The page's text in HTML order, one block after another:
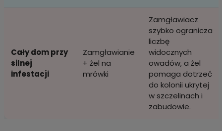
Cały dom przy
silnej
infestacji
Zamgławianie
+ żel na
mrówki
Zamgławiacz
szybko ogranicza
liczbę
widocznych
owadów, a żel
pomaga dotrzeć
do kolonii ukrytej
w szczelinach i
zabudowie.